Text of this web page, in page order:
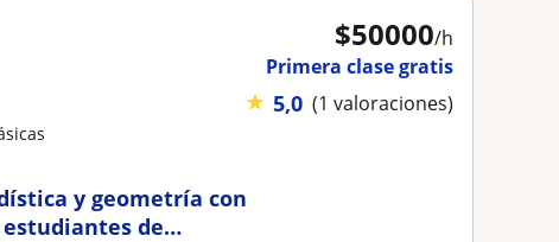
$50000/h
Primera clase gratis
★ 5,0 (1 valoraciones)
y geometría con
de